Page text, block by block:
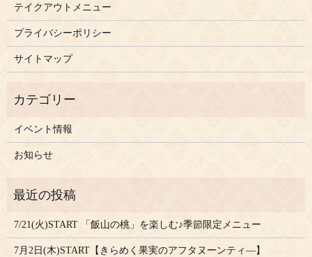
テイクアウトメニュー
プライバシーポリシー
サイトマップ
イベント情報
お知らせ
7/21(火)START 「飯山の桃」を楽しむ♪季節限定メニュー
7月2日(木)START【きらめく果実のアフタヌーンティ―】